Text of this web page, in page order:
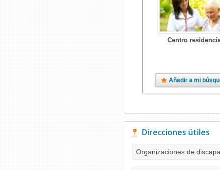
Centro
Añadir a mi
Direcciones útiles
Organizaciones de